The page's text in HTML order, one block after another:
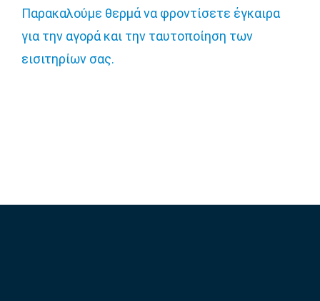
Παρακαλούμε θερμά να φροντίσετε έγκαιρα
για την αγορά και την ταυτοποίηση των
εισιτηρίων σας.